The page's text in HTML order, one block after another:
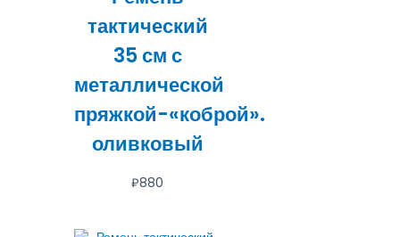
тактический
35 см с
металлической
пряжкой-«коброй».
оливковый
₽880